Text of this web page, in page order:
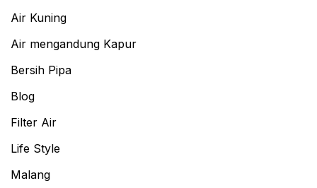
Air Kuning
Air mengandung Kapur
Bersih Pipa
Blog
Filter Air
Life Style
Malang